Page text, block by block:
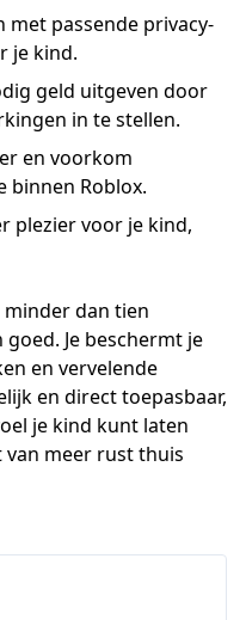
met passende privacy-
je kind.
geld uitgeven door
in te stellen.
en voorkom
binnen Roblox.
plezier voor je kind,
dan tien
Je beschermt je
en vervelende
en direct toepasbaar,
je kind kunt laten
van meer rust thuis